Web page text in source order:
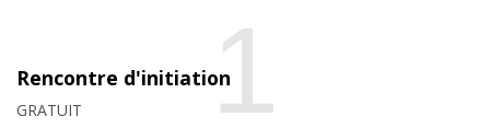
1
Rencontre d'initiation
GRATUIT